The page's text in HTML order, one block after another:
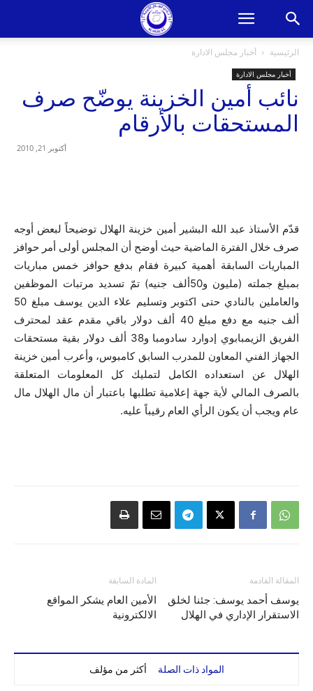
الرئيسية أخبار مجلس الادارة
أخبار مجلس الادارة
نائب أمين الخزينة يوضّح صرف
المستحقات بالأرقام
أكتوبر 21, 2010
قدّم الأستاذ عبد الله البشير أمين خزينة الهلال توضيحاً لبعض أوجه
صرف خلال الفترة الماضية حيث أوضح أن المجلس أولى أمر حوافز
المباريات السابقة أهمية كبيرة فقام بدفع حوافز خمس مباريات
بمبلغ جملته (مليون و50ألف جنيه) تمّ تسديد مرتبات الموظفين
والعاملين بالنادي حتى اكتوبر وتسليم علاء الدين يوسف مبلغ 50
ألف جنيه مع دفع مبلغ 40 ألف دولار باقي مقدم عقد لمحترف
الفريق الزيمبابوي إدوارد سادومبا و38 ألف دولار بقية مستحقات
الجهاز الفني المعاون للمدرب السابق كامبوس، وأعرب أمين خزينة
الهلال عن استعداده الكامل لتمليك كل المعلومات المتعلقة
بالصرف المالي لأية جهة إعلامية تطلبها باعتبار أن مال الهلال مال
عام ويجب أن يكون الرأي العام رقيباً عليه.
المادة السابقة
الأمين العام يشكر المواقع
الالكترونية
المقالة القادمة
يوسف أحمد يوسف: جئنا لخلق
الاستقرار الإداري في الهلال
المواد ذات الصلة أكثر من مؤلف